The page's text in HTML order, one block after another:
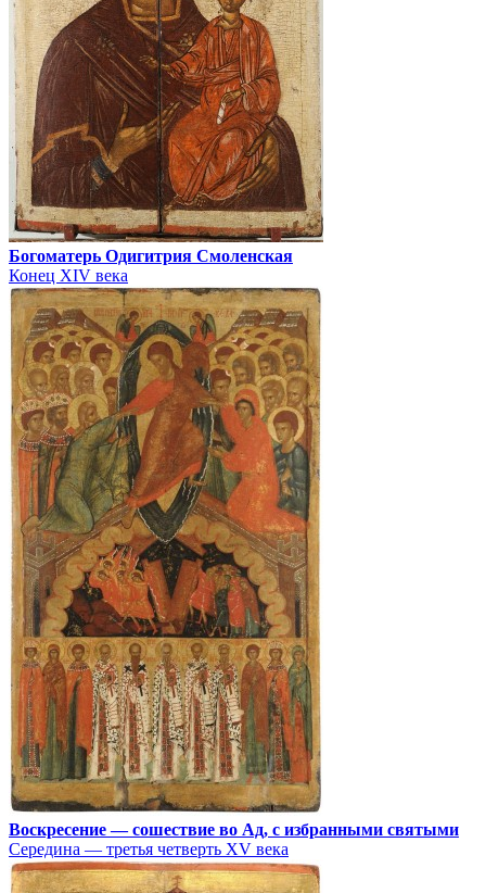
Богоматерь Одигитрия Смоленская
Конец XIV века
Воскресение — сошествие во Ад, с избранными святыми
Середина — третья четверть XV века